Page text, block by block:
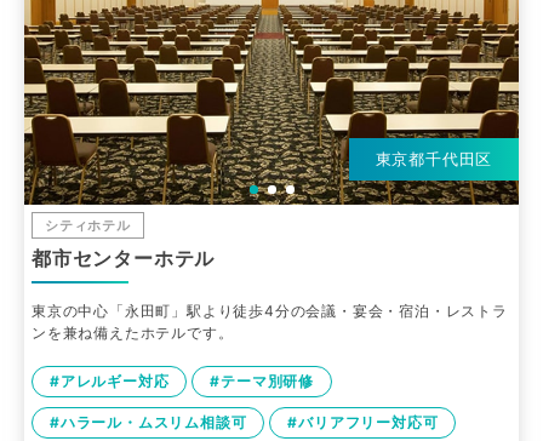
東京都千代田区
シティホテル
都市センターホテル
東京の中心「永田町」駅より徒歩4分の会議・宴会・宿泊・レストラ
ンを兼ね備えたホテルです。
#アレルギー対応 #テーマ別研修
#ハラール・ムスリム相談可 #バリアフリー対応可